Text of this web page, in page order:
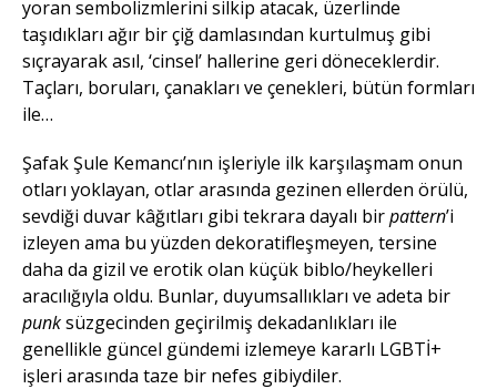
yoran sembolizmlerini silkip atacak, üzerlinde
taşıdıkları ağır bir çiğ damlasından kurtulmuş gibi
sıçrayarak asıl, ‘cinsel’ hallerine geri döneceklerdir.
Taçları, boruları, çanakları ve çenekleri, bütün formları
ile…
Şafak Şule Kemancı’nın işleriyle ilk karşılaşmam onun
otları yoklayan, otlar arasında gezinen ellerden örülü,
sevdiği duvar kâğıtları gibi tekrara dayalı birpattern’i
izleyen ama bu yüzden dekoratifleşmeyen, tersine
daha da gizil ve erotik olan küçük biblo/heykelleri
aracılığıyla oldu. Bunlar, duyumsallıkları ve adeta bir
punksüzgecinden geçirilmiş dekadanlıkları ile
genellikle güncel gündemi izlemeye kararlı LGBTİ+
işleri arasında taze bir nefes gibiydiler.